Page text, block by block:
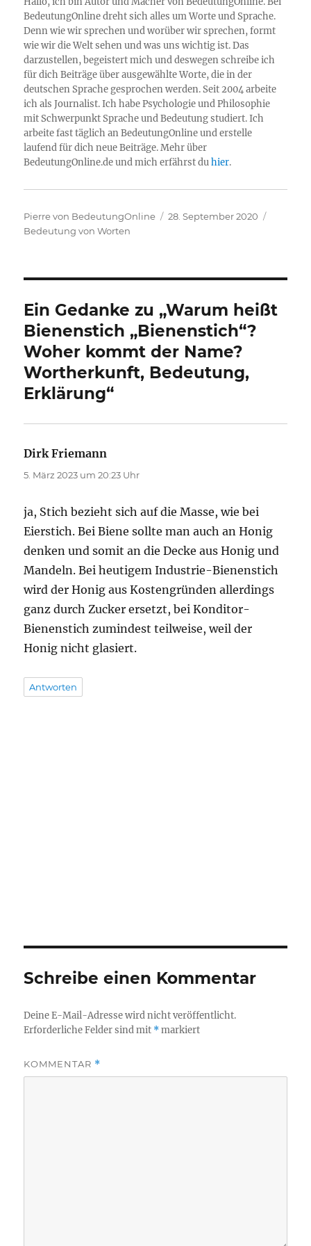
BedeutungOnline dreht sich alles um Worte und Sprache.
Denn wie wir sprechen und worüber wir sprechen, formt
wie wir die Welt sehen und was uns wichtig ist. Das
darzustellen, begeistert mich und deswegen schreibe ich
für dich Beiträge über ausgewählte Worte, die in der
deutschen Sprache gesprochen werden. Seit 2004 arbeite
ich als Journalist. Ich habe Psychologie und Philosophie
mit Schwerpunkt Sprache und Bedeutung studiert. Ich
arbeite fast täglich an BedeutungOnline und erstelle
laufend für dich neue Beiträge. Mehr über
BedeutungOnline.de und mich erfährst duhier.
Autor
Pierre von BedeutungOnline
Veröffentlicht
28. September 2020
Bedeutung von Worten
Ein Gedanke zu „Warum heißt
Bienenstich „Bienenstich“?
Woher kommt der Name?
Wortherkunft, Bedeutung,
Erklärung“
Dirk Friemann
5. März 2023 um 20:23 Uhr
ja, Stich bezieht sich auf die Masse, wie bei
Eierstich. Bei Biene sollte man auch an Honig
denken und somit an die Decke aus Honig und
Mandeln. Bei heutigem Industrie-Bienenstich
wird der Honig aus Kostengründen allerdings
ganz durch Zucker ersetzt, bei Konditor-
Bienenstich zumindest teilweise, weil der
Honig nicht glasiert.
Antworten
Schreibe einen Kommentar
Deine E-Mail-Adresse wird nicht veröffentlicht.
Erforderliche Felder sind mit *markiert
KOMMENTAR *